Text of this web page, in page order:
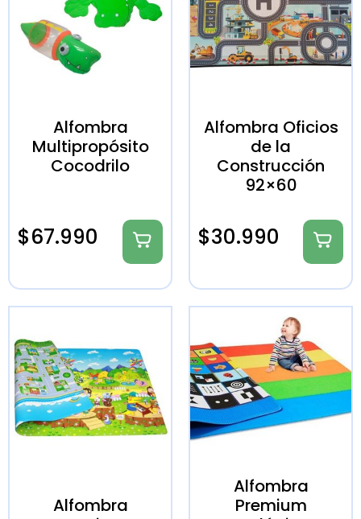
Alfombra
Multipropósito
Cocodrilo
$67.990
Alfombra Oficios
de la
Construcción
92×60
$30.990
Alfombra
Alfombra
Premium